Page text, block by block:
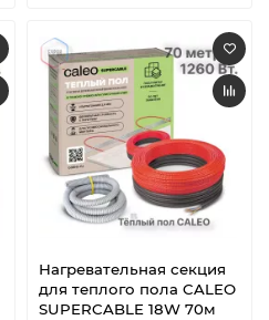
Нагревательная секция
для теплого пола CALEO
SUPERCABLE 18W 70м